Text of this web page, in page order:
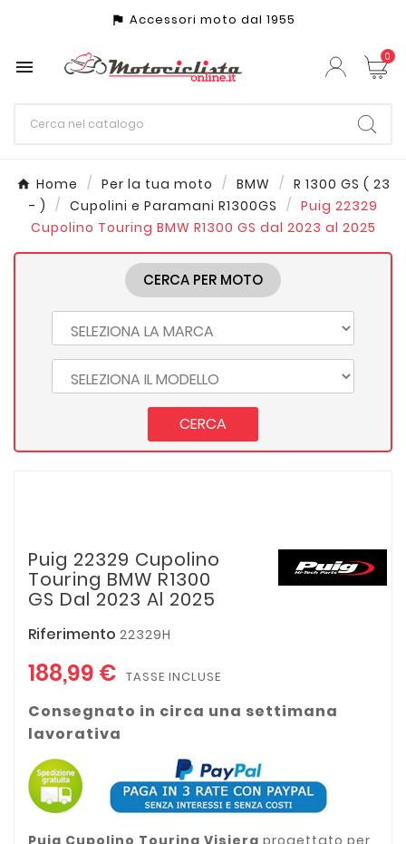
assistant_photo Accessori moto dal 1955
 0
Home Per la tua moto BMW
R 1300 GS ( 23
- )
Cupolini e Paramani R1300GS
Puig 22329
Cupolino Touring BMW R1300 GS dal 2023 al 2025
CERCA PER MOTO
CERCA
Puig 22329 Cupolino
Touring BMW R1300
GS Dal 2023 Al 2025
Riferimento 22329H
188,99 € TASSE INCLUSE
Consegnato in circa una settimana
lavorativa
Puig Cupolino Touring Visiera progettato per